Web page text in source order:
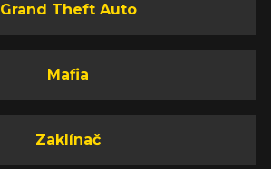
Grand Theft Auto
Mafia
Zaklínač